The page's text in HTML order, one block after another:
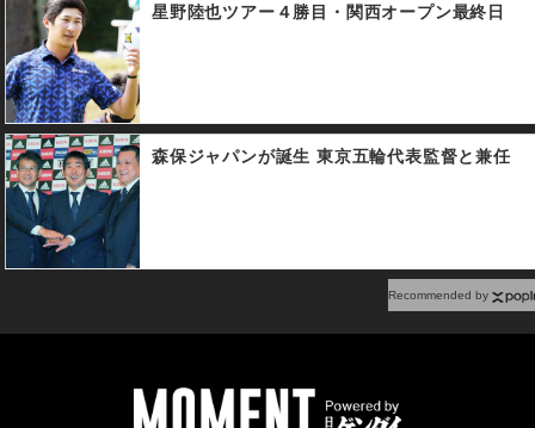
星野陸也ツアー４勝目・関西オープン最終日
森保ジャパンが誕生 東京五輪代表監督と兼任
Recommended by